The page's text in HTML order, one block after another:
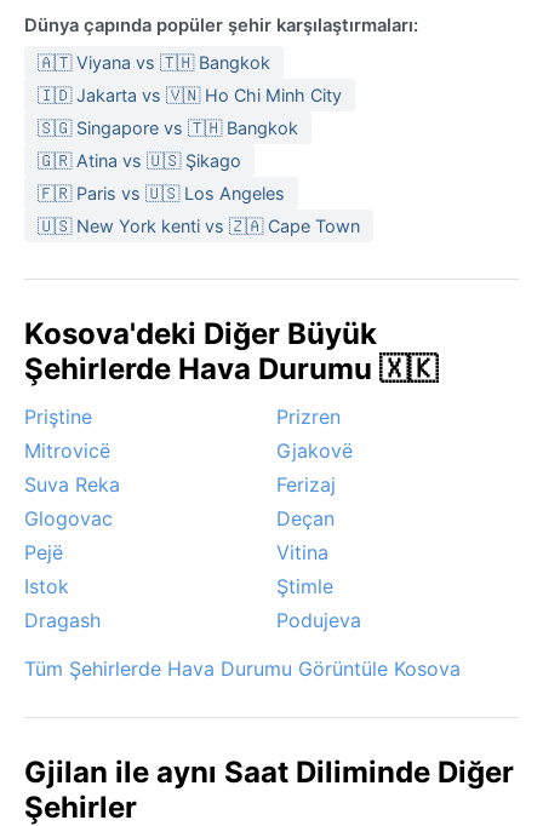
Dünya çapında popüler şehir karşılaştırmaları:
🇦🇹 Viyana vs 🇹🇭 Bangkok
🇮🇩 Jakarta vs 🇻🇳 Ho Chi Minh City
🇸🇬 Singapore vs 🇹🇭 Bangkok
🇬🇷 Atina vs 🇺🇸 Şikago
🇫🇷 Paris vs 🇺🇸 Los Angeles
🇺🇸 New York kenti vs 🇿🇦 Cape Town
Kosova'deki Diğer Büyük
Şehirlerde Hava Durumu 🇽🇰
Priştine
Prizren
Mitrovicë
Gjakovë
Suva Reka
Ferizaj
Glogovac
Deçan
Pejë
Vitina
Istok
Ştimle
Dragash
Podujeva
Tüm Şehirlerde Hava Durumu Görüntüle Kosova
Gjilan ile aynı Saat Diliminde Diğer
Şehirler